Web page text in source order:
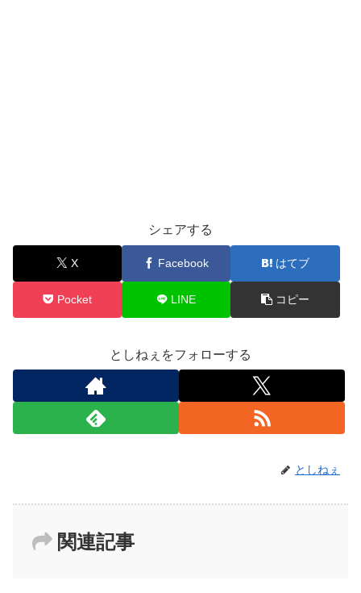
シェアする
X Facebook はてブ
Pocket LINE コピー
としねぇをフォローする
としねぇ
関連記事